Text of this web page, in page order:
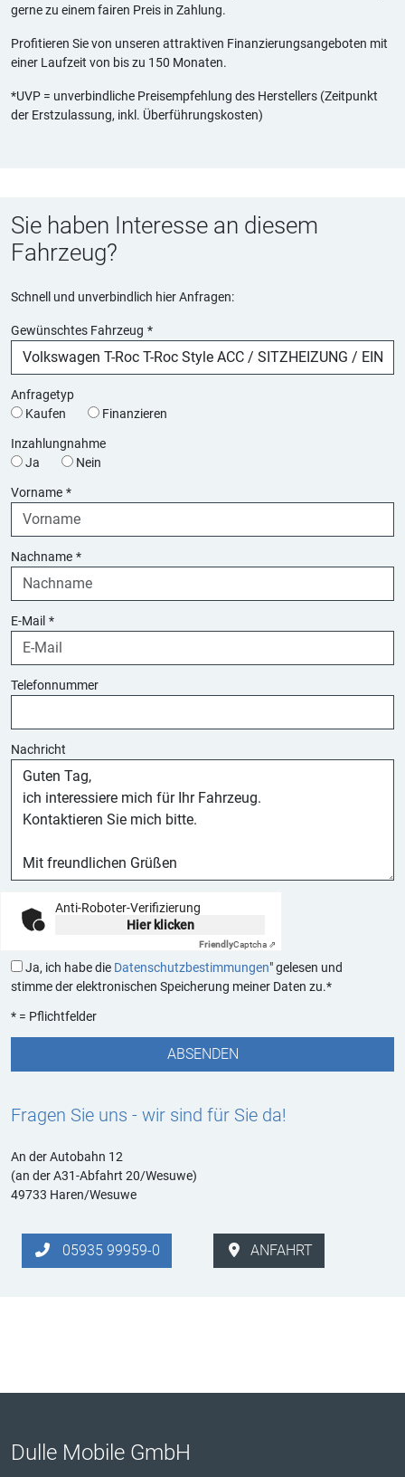
gerne zu einem fairen Preis in Zahlung.
Profitieren Sie von unseren attraktiven Finanzierungsangeboten mit
einer Laufzeit von bis zu 150 Monaten.
*UVP = unverbindliche Preisempfehlung des Herstellers (Zeitpunkt
der Erstzulassung, inkl. Überführungskosten)
Sie haben Interesse an diesem
Fahrzeug?
Schnell und unverbindlich hier Anfragen:
Gewünschtes Fahrzeug *
Anfragetyp
Kaufen
Finanzieren
Inzahlungnahme
Ja
Nein
Vorname *
Nachname *
E-Mail *
Telefonnummer
Nachricht
Anti-Roboter-Verifizierung
Hier klicken
FriendlyCaptcha ⇗
Ja, ich habe die Datenschutzbestimmungen" gelesen und
stimme der elektronischen Speicherung meiner Daten zu.*
* = Pflichtfelder
Fragen Sie uns - wir sind für Sie da!
An der Autobahn 12
(an der A31-Abfahrt 20/Wesuwe)
49733 Haren/Wesuwe
05935 99959-0 ANFAHRT
Dulle Mobile GmbH